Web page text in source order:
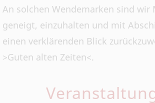
An solchen Wendemarken sind wir
geneigt, einzuhalten und mit
einen verklärenden Blick
>Guten alten Zeiten<.